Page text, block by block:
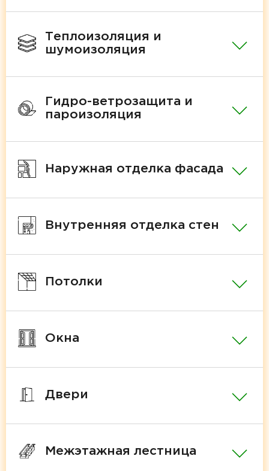
Теплоизоляция и
шумоизоляция
Гидро-ветрозащита и
пароизоляция
Наружная отделка фасада
Внутренняя отделка стен
Потолки
Окна
Двери
Межэтажная лестница